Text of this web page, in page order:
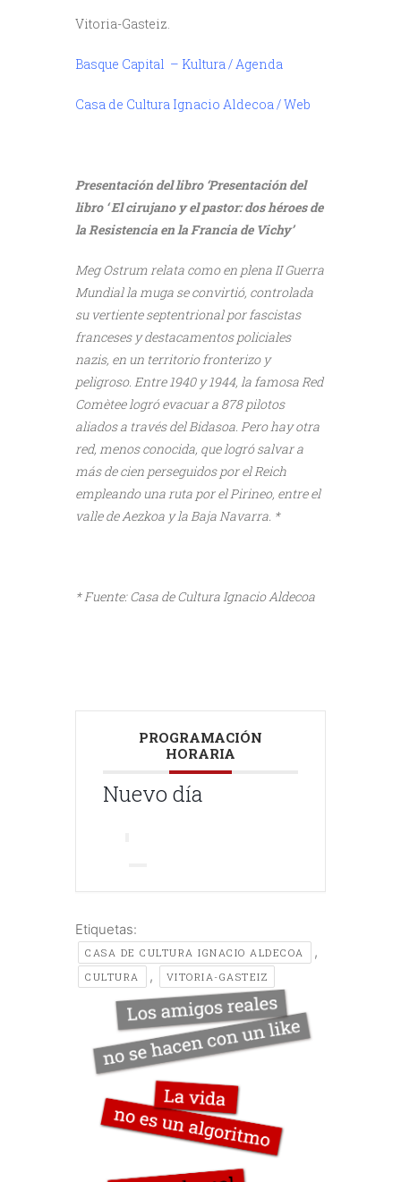
Vitoria-Gasteiz.
Basque Capital – Kultura / Agenda
Casa de Cultura Ignacio Aldecoa / Web
Presentación del libro ‘Presentación del
libro ‘ El cirujano y el pastor: dos héroes de
la Resistencia en la Francia de Vichy’
Meg Ostrum relata como en plena II Guerra
Mundial la muga se convirtió, controlada
su vertiente septentrional por fascistas
franceses y destacamentos policiales
nazis, en un territorio fronterizo y
peligroso. Entre 1940 y 1944, la famosa Red
Comètee logró evacuar a 878 pilotos
aliados a través del Bidasoa. Pero hay otra
red, menos conocida, que logró salvar a
más de cien perseguidos por el Reich
empleando una ruta por el Pirineo, entre el
valle de Aezkoa y la Baja Navarra. *
* Fuente: Casa de Cultura Ignacio Aldecoa
PROGRAMACIÓN
HORARIA
Nuevo día
Etiquetas:
CASA DE CULTURA IGNACIO ALDECOA ,
CULTURA , VITORIA-GASTEIZ